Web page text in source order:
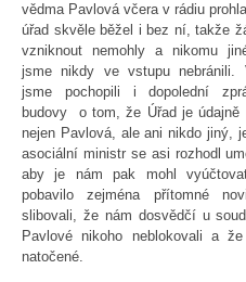
vědma Pavlová včera v rádiu
úřad skvěle běžel i bez ní, takže
vzniknout nemohly a nikomu
jsme nikdy ve vstupu nebránili.
jsme pochopili i dopolední
budovy o tom, že Úřad je údajně
nejen Pavlová, ale ani nikdo jiný,
asociální ministr se asi rozhodl
aby je nám pak mohl
pobavilo zejména přítomné
slibovali, že nám dosvědčí u
Pavlové nikoho neblokovali a
natočené.